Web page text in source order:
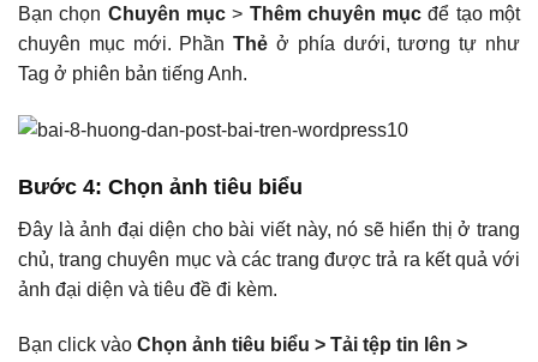
Bạn chọn Chuyên mục> Thêm chuyên mục để tạo một
chuyên mục mới. PhầnThẻ ở phía dưới, tương tự như
Tag ở phiên bản tiếng Anh.
Bước 4: Chọn ảnh tiêu biểu
Đây là ảnh đại diện cho bài viết này, nó sẽ hiển thị ở trang
chủ, trang chuyên mục và các trang được trả ra kết quả với
ảnh đại diện và tiêu đề đi kèm.
Bạn click vào Chọn ảnh tiêu biểu > Tải tệp tin lên >